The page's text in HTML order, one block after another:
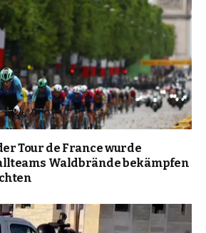
Tour de France wurde
Waldbrände bekämpfen